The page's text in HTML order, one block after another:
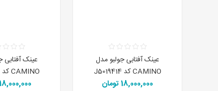
عینک آفتابی جولبو مدل
CAMINO کد J5019414
18,000,000 تومان
عینک آفتابی
CAMINO کد J5019414
18,000,000